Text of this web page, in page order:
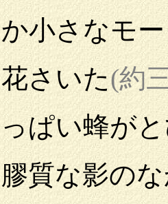
なモー
いた(約
い蜂がと
影のな